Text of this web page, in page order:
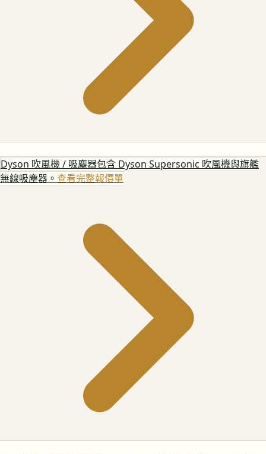
Dyson 吹風機 / 吸塵器包含 Dyson Supersonic 吹風機與旗艦
無線吸塵器。 查看完整報價單